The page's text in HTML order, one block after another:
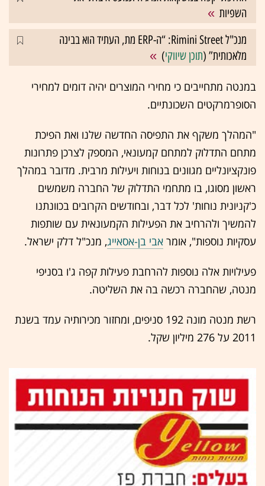
השפיות
מנכ"ל Rimini Street: “ה-ERP מת, העתיד הוא בבינה
מלאכותית” (תוכן שיווקי)
במנטה מתחייבים כי מחירי המוצרים יהיה דומים למחירי
הסופרמרקטים השכונתיים.
"המהלך משקף את התפיסה החדשה שלנו ואת הפיכת
מתחם התדלוק למתחם קמעונאי, המספק לצרכן פתרונות
פונקציונליים מגוונים בנוחות ויעילות מרבית. מדובר במהלך
ראשון מסוגו, בו מתחמי התדלוק של החברה משמשים
כ'קניונית נוחות' לכל דבר, ובחודשים הקרובים בכוונתנו
להמשיך ולהרחיב את הפעילות הקמעונאית עם שותפות
עסקיות נוספות", אומר אבי בן-אסאייג, מנכ"ל דלק ישראל.
פעילויות אלה נוספות להרחבת פעילות קפה ג'ו בסניפי
מנטה, שהחברה רכשה בה את השליטה.
רשת מנטה מונה 192 סניפים, ומחזור מכירותיה עמד בשנת
2011 על 276 מיליון שקל.